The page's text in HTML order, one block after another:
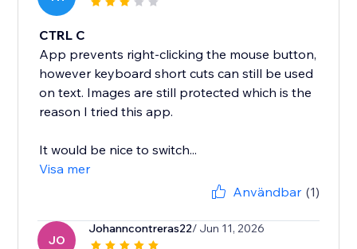
CTRL C
App prevents right-clicking the mouse button,
however keyboard short cuts can still be used
on text. Images are still protected which is the
reason I tried this app.
It would be nice to switch...
Visa mer
Användbar (1)
JO
Johanncontreras22/ Jun 11, 2026